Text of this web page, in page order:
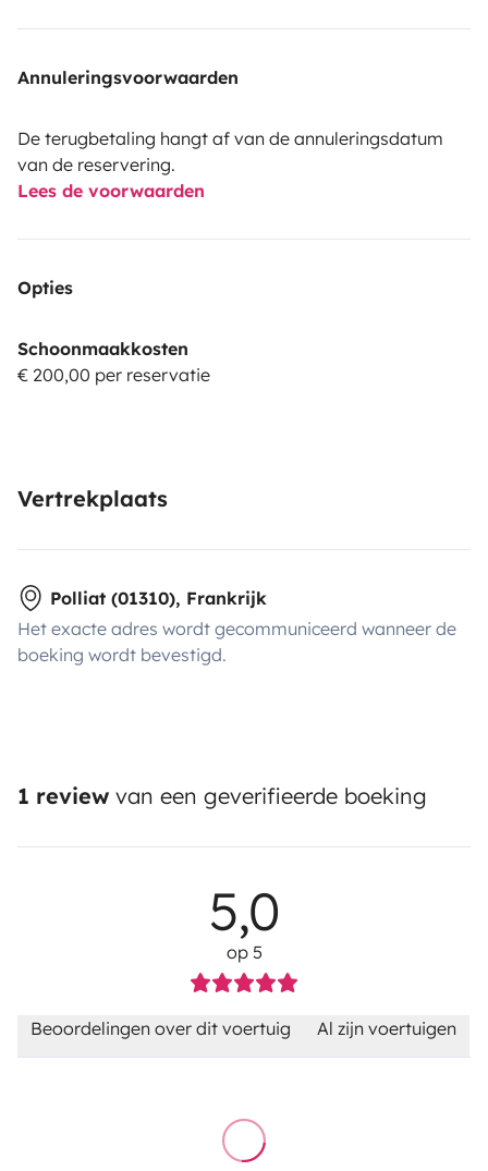
Annuleringsvoorwaarden
De terugbetaling hangt af van de annuleringsdatum
van de reservering.
Lees de voorwaarden
Opties
Schoonmaakkosten
€ 200,00 per reservatie
Vertrekplaats
Polliat (01310), Frankrijk
Het exacte adres wordt gecommuniceerd wanneer de
boeking wordt bevestigd.
1 review van een geverifieerde boeking
5,0
op 5
Beoordelingen over dit voertuig Al zijn voertuigen